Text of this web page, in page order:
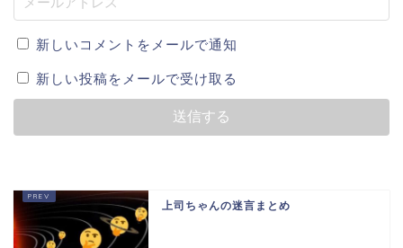
新しいコメントをメールで通知
新しい投稿をメールで受け取る
上司ちゃんの迷言まとめ